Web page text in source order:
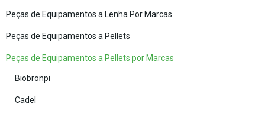
Peças de Equipamentos a Lenha Por Marcas
Peças de Equipamentos a Pellets
Peças de Equipamentos a Pellets por Marcas
Biobronpi
Cadel